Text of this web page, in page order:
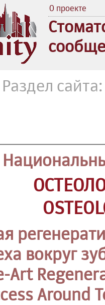
О проекте
вокруг
Around